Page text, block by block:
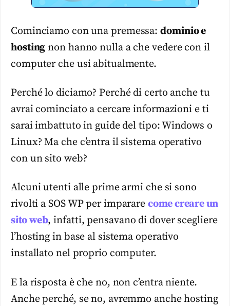
Cominciamo con una premessa:dominio e
hosting non hanno nulla a che vedere con il
computer che usi abitualmente.
Perché lo diciamo? Perché di certo anche tu
avrai cominciato a cercare informazioni e ti
sarai imbattuto in guide del tipo: Windows o
Linux? Ma che c’entra il sistema operativo
con un sito web?
Alcuni utenti alle prime armi che si sono
rivolti a SOS WP per imparare come creare un
sito web, infatti, pensavano di dover scegliere
l’hosting in base al sistema operativo
installato nel proprio computer.
E la risposta è che no, non c’entra niente.
Anche perché, se no, avremmo anche hosting